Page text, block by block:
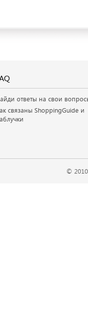
ответы на свои
связаны ShoppingGuide и
©